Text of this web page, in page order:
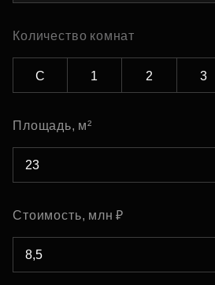
Количество комнат
С 1 2 3
Площадь, м²
Стоимость, млн ₽